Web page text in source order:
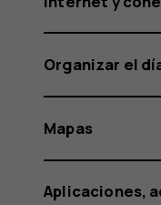
Organizar el
Mapas
Aplicaciones,